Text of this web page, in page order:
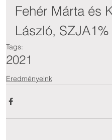
Fehér Márta és
László, SZJA1%
Tags:
2021
Eredményeink